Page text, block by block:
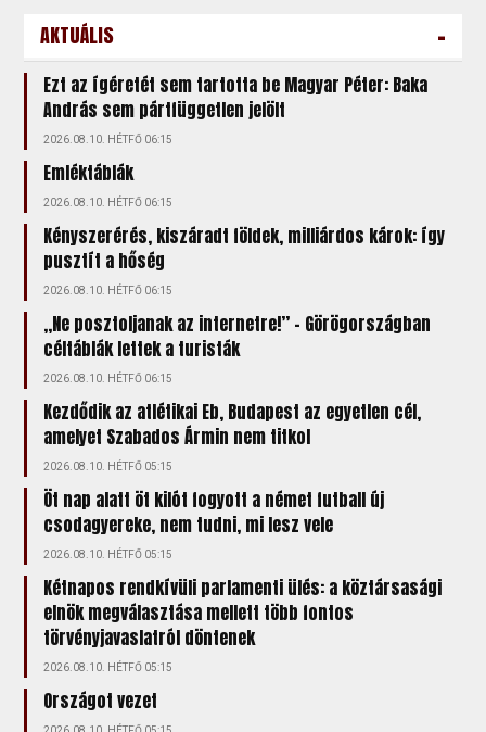
AKTUÁLIS -
Ezt az ígéretét sem tartotta be Magyar Péter: Baka
András sem pártfüggetlen jelölt
2026.08.10. HÉTFŐ 06:15
Emléktáblák
2026.08.10. HÉTFŐ 06:15
Kényszerérés, kiszáradt földek, milliárdos károk: így
pusztít a hőség
2026.08.10. HÉTFŐ 06:15
„Ne posztoljanak az internetre!” – Görögországban
céltáblák lettek a turisták
2026.08.10. HÉTFŐ 06:15
Kezdődik az atlétikai Eb, Budapest az egyetlen cél,
amelyet Szabados Ármin nem titkol
2026.08.10. HÉTFŐ 05:15
Öt nap alatt öt kilót fogyott a német futball új
csodagyereke, nem tudni, mi lesz vele
2026.08.10. HÉTFŐ 05:15
Kétnapos rendkívüli parlamenti ülés: a köztársasági
elnök megválasztása mellett több fontos
törvényjavaslatról döntenek
2026.08.10. HÉTFŐ 05:15
Országot vezet